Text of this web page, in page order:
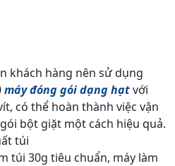
khách hàng nên sử dụng
máy đóng gói dạng hạtvới
có thể hoàn thành việc vận
bột giặt một cách hiệu quả.
túi
túi 30g tiêu chuẩn, máy làm